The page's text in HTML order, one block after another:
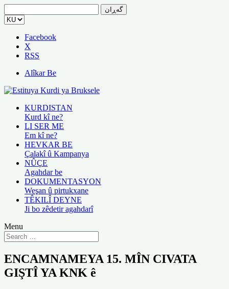
بۆ:
Facebook
X
RSS
Alîkar Be
KURDISTAN
Kurd kî ne?
LI SER ME
Em kî ne?
HEVKAR BE
Çalakî û Kampanya
NÛÇE
Agahdar be
DOKUMENTASYON
Weşan û pirtukxane
TÊKILÎ DEYNE
Ji bo zêdetir agahdarî
Menu
ENCAMNAMEYA 15. MÎN CIVATA
GIŞTÎ YA KNK ê